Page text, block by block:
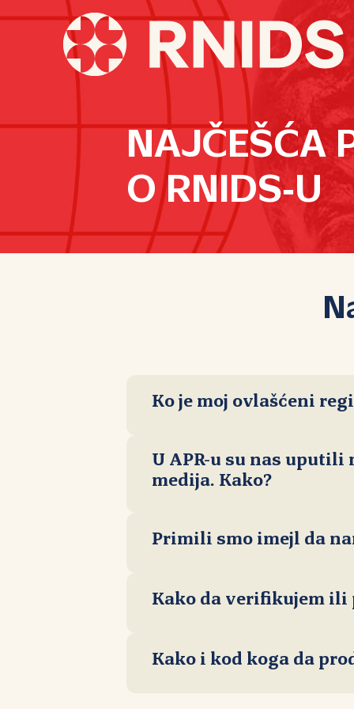
NAJČEŠĆA
O RNIDS‑U
Ko je moj ovlašćeni
U APR-u su nas uputili
medija. Kako?
Primili smo imejl da
Kako da verifikujem ili
Kako i kod koga da